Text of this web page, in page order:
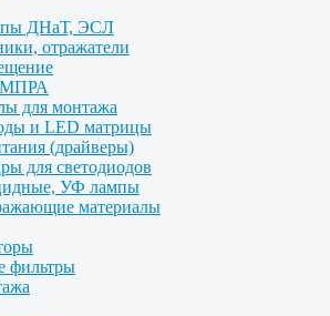
ДНаТ, ЭСЛ
отражатели
для монтажа
и LED матрицы
(драйверы)
для светодиодов
УФ лампы
материалы
фильтры